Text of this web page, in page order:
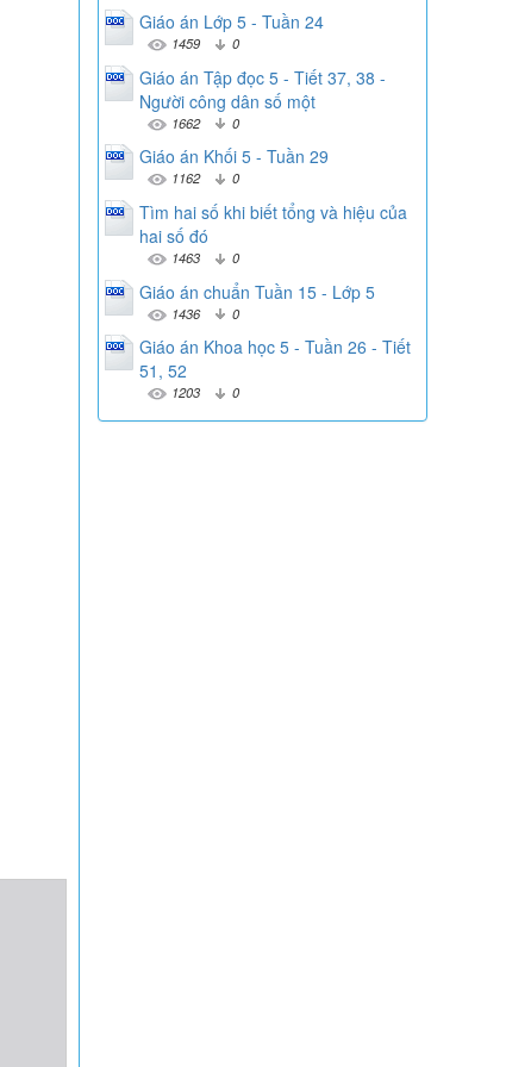
Giáo án Lớp 5 - Tuần 24
1459 0
Giáo án Tập đọc 5 - Tiết 37, 38 -
Người công dân số một
1662 0
Giáo án Khối 5 - Tuần 29
1162 0
Tìm hai số khi biết tổng và hiệu của
hai số đó
1463 0
Giáo án chuẩn Tuần 15 - Lớp 5
1436 0
Giáo án Khoa học 5 - Tuần 26 - Tiết
51, 52
1203 0